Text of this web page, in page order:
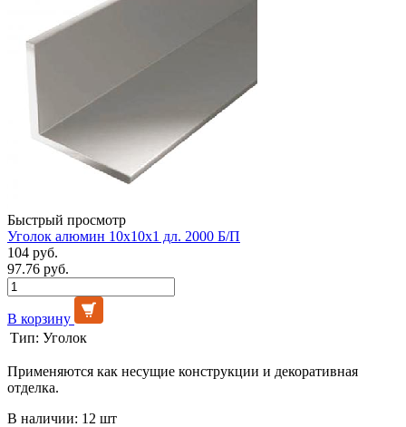
Быстрый просмотр
Уголок алюмин 10х10х1 дл. 2000 Б/П
104 руб.
97.76 руб.
В корзину
Тип: Уголок
Применяются как несущие конструкции и декоративная
отделка.
В наличии: 12 шт